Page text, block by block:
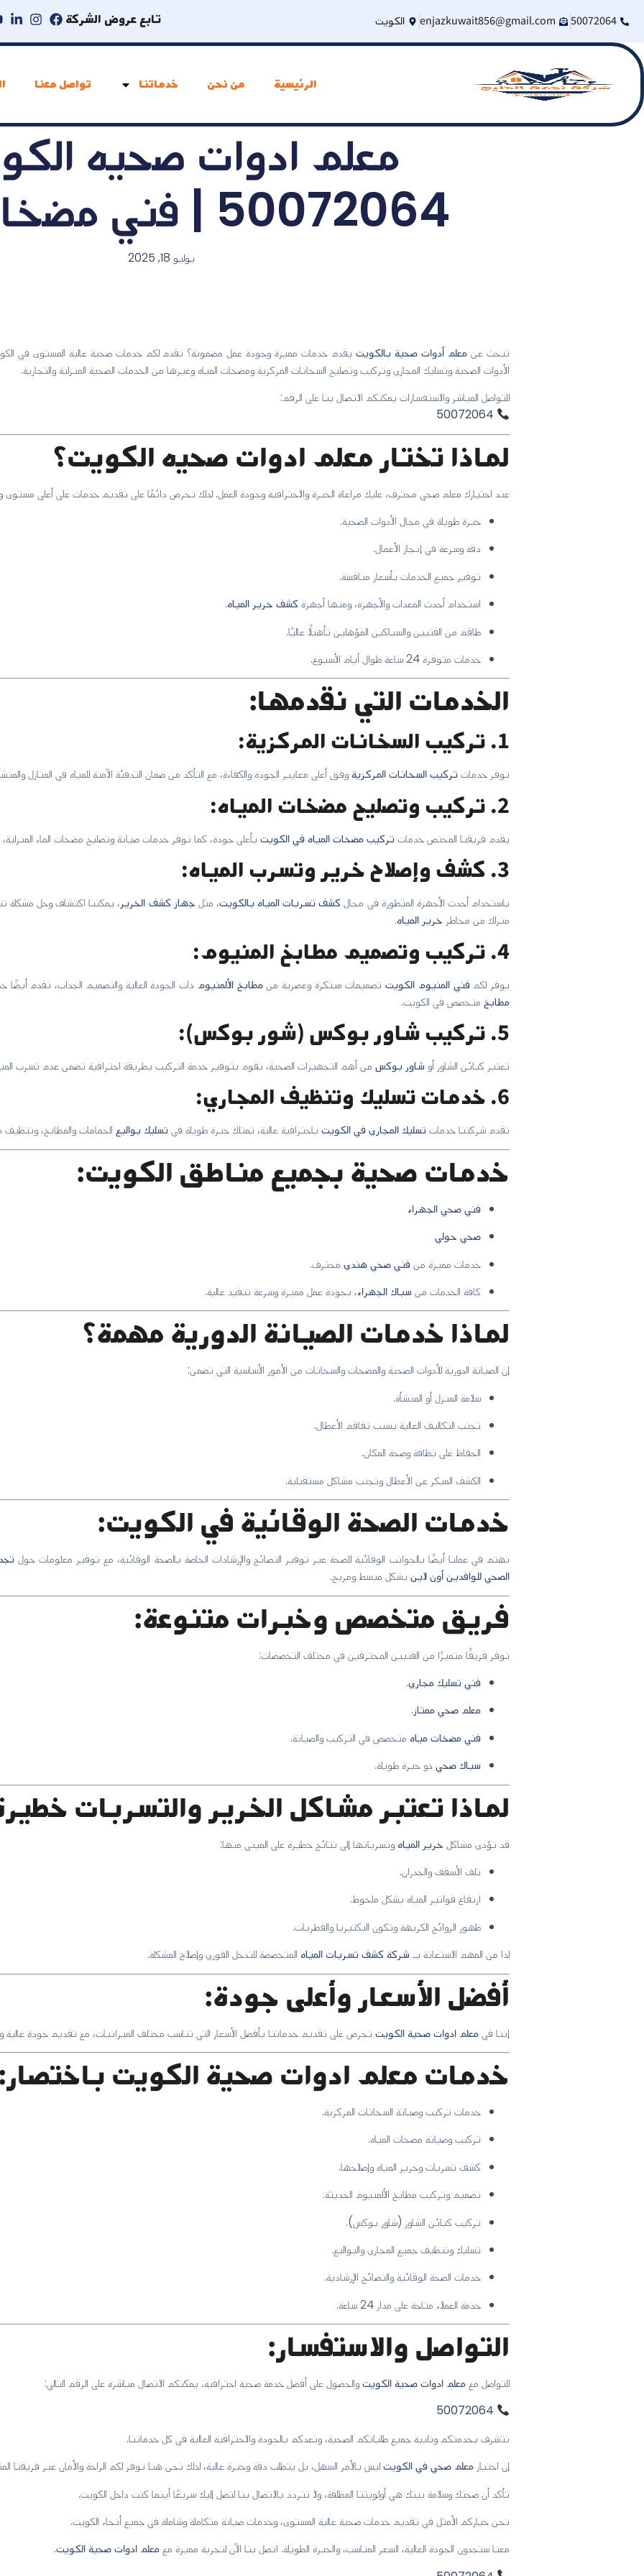
50072064
enjazkuwait856@gmail.com الكويت تابع عروض الشركة
الرئيسية من نحن خدماتنا تواصل معنا
معلم ادوات صحيه
50072064 | فني مضخات مياه
يوليو 18, 2025
تبحث عن معلم أدوات صحية بالكويتيقدم خدمات مميزة وجودة عمل مضمونة؟ نقدم لكم خدمات صحية عالية المستوى في
الأدوات الصحية وتسليك المجاري وتركيب وتصليح السخانات المركزية ومضخات المياه وغيرها من الخدمات الصحية المنزلية والتجارية.
للتواصل المباشر والاستفسارات يمكنكم الاتصال بنا على الرقم:
50072064
لماذا تختار معلم ادوات صحيه الكويت؟
عند اختيارك معلم صحي محترف، عليك مراعاة الخبرة والاحترافية وجودة العمل. لذلك نحرص دائمًا على تقديم خدمات على أعلى مستوى
خبرة طويلة في مجال الأدوات الصحية.
دقة وسرعة في إنجاز الأعمال.
توفير جميع الخدمات بأسعار منافسة.
استخدام أحدث المعدات والأجهزة، ومنها أجهزةكشف خرير المياه.
طاقم من الفنيين والسباكين المؤهلين تأهيلًا عاليًا.
خدمات متوفرة 24 ساعة طوال أيام الأسبوع.
الخدمات التي نقدمها:
1. تركيب السخانات المركزية:
نوفر خدمات تركيب السخانات المركزيةوفق أعلى معايير الجودة والكفاءة، مع التأكد من ضمان التدفئة الآمنة للمياه في المنازل
2. تركيب وتصليح مضخات المياه:
يقدم فريقنا المختص خدمات تركيب مضخات المياه في الكويت بأعلى جودة، كما نوفر خدمات صيانة وتصليح مضخات الماء
3. كشف وإصلاح خرير وتسرب المياه:
باستخدام أحدث الأجهزة المتطورة في مجالكشف تسربات المياه بالكويت، مثل جهاز كشف الخرير، يمكننا اكتشاف وحل مشكلة
منزلك من مخاطر خرير المياه.
4. تركيب وتصميم مطابخ المنيوم:
يوفر لكمفني المنيوم الكويتتصميمات مبتكرة وعصرية منمطابخ الألمنيوم ذات الجودة العالية والتصميم الجذاب، نقدم
مطابخ متخصص في الكويت.
5. تركيب شاور بوكس (شور بوكس):
تعتبر كبائن الشاور أو شاور بوكس من أهم التجهيزات الصحية، نقوم بتوفير خدمة التركيب بطريقة احترافية تضمن عدم تسرب
6. خدمات تسليك وتنظيف المجاري:
تقدم شركتنا خدمات تسليك المجاري في الكويت باحترافية عالية، نمتلك خبرة طويلة في تسليك بواليع الحمامات والمطابخ،
خدمات صحية بجميع مناطق الكويت:
فني صحي الجهراء
صحي حولي
خدمات مميزة منفني صحي هندي محترف.
كافة الخدمات من سباك الجهراء، بجودة عمل مميزة وسرعة تنفيذ عالية.
لماذا خدمات الصيانة الدورية مهمة؟
إن الصيانة الدورية للأدوات الصحية والمضخات والسخانات من الأمور الأساسية التي تضمن:
سلامة المنزل أو المنشأة.
تجنب التكاليف العالية بسبب تفاقم الأعطال.
الحفاظ على نظافة وصحة المكان.
الكشف المبكر عن الأعطال وتجنب مشاكل مستقبلية.
خدمات الصحة الوقائية في الكويت:
نهتم في عملنا أيضًا بالجوانب الوقائية للصحة عبر توفير النصائح والإرشادات الخاصة بالصحة الوقائية، مع توفير معلومات حول
الصحي للوافدين أون لاين بشكل مبسط ومريح.
فريق متخصص وخبرات متنوعة:
نوفر فريقًا متميزًا من الفنيين المحترفين في مختلف التخصصات:
فني تسليك مجاري.
معلم صحي ممتاز.
فني مضخات مياه متخصص في التركيب والصيانة.
سباك صحي ذو خبرة طويلة.
لماذا تعتبر مشاكل الخرير والتسربات
قد تؤدي مشاكل خرير المياهوتسرباتها إلى نتائج خطيرة على المبنى منها:
تلف الأسقف والجدران.
ارتفاع فواتير المياه بشكل ملحوظ.
ظهور الروائح الكريهة وتكون البكتيريا والفطريات.
لذا من المهم الاستعانة بـ شركة كشف تسربات المياه المتخصصة للتدخل الفوري وإصلاح المشكلة.
أفضل الأسعار وأعلى جودة:
إننا فيمعلم ادوات صحية الكويت نحرص على تقديم خدماتنا بأفضل الأسعار التي تناسب مختلف الميزانيات، مع تقديم جودة عالية
خدمات معلم ادوات صحية الكويت
خدمات تركيب وصيانة السخانات المركزية.
تركيب وصيانة مضخات المياه.
كشف تسربات وخرير المياه وإصلاحها.
تصميم وتركيب مطابخ الألمنيوم الحديثة.
تركيب كبائن الشاور (شاور بوكس).
تسليك وتنظيف جميع المجاري والبواليع.
خدمات الصحة الوقائية والنصائح الإرشادية.
خدمة العملاء متاحة على مدار 24 ساعة.
التواصل والاستفسار:
للتواصل معمعلم ادوات صحية الكويتوالحصول على أفضل خدمة صحية احترافية، يمكنكم الاتصال مباشرة على الرقم التالي:
50072064
نتشرف بخدمتكم وتلبية جميع طلباتكم الصحية، ونعدكم بالجودة والاحترافية العالية في كل خدماتنا.
إن اختيار معلم صحي في الكويتليس بالأمر السهل، بل يتطلب دقة وخبرة عالية، لذلك نحن هنا نوفر لكم الراحة والأمان عبر فريقنا
تأكد أن صحتك وسلامة بيتك هي أولويتنا المطلقة، ولا تتردد بالاتصال بنا لنصل إليك سريعًا أينما كنت داخل الكويت.
نحن خياركم الأمثل في تقديم خدمات صحية عالية المستوى، وخدمات صيانة متكاملة وشاملة في جميع أنحاء الكويت.
معنا ستجدون الجودة العالية، السعر المناسب، والخبرة الطويلة. اتصل بنا الآن لتجربة مميزة معمعلم ادوات صحية الكويت.